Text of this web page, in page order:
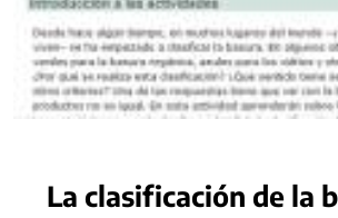
La clasificación de la